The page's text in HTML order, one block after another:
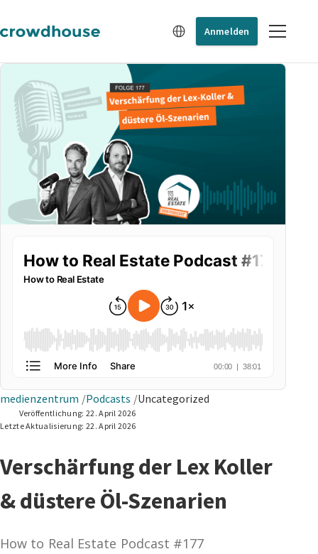
Anmelden
medienzentrum Podcasts Uncategorized
Veröffentlichung: 22. April 2026
Letzte Aktualisierung: 22. April 2026
Verschärfung der Lex Koller
& düstere Öl-Szenarien
How to Real Estate Podcast #177